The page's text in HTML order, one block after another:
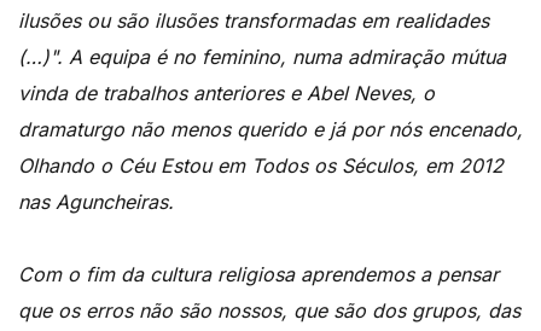
ilusões ou são ilusões transformadas em realidades
(…)". A equipa é no feminino, numa admiração mútua
vinda de trabalhos anteriores e Abel Neves, o
dramaturgo não menos querido e já por nós encenado,
Olhando o Céu Estou em Todos os Séculos, em 2012
nas Aguncheiras.
Com o fim da cultura religiosa aprendemos a pensar
que os erros não são nossos, que são dos grupos, das